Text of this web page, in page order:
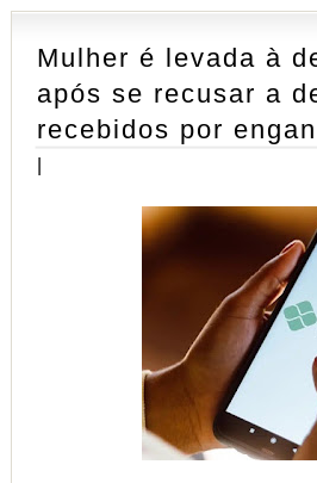
Mulher é levada à
após se recusar a
recebidos por